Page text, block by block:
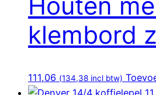
klembord
111,06 (134,38 incl btw)